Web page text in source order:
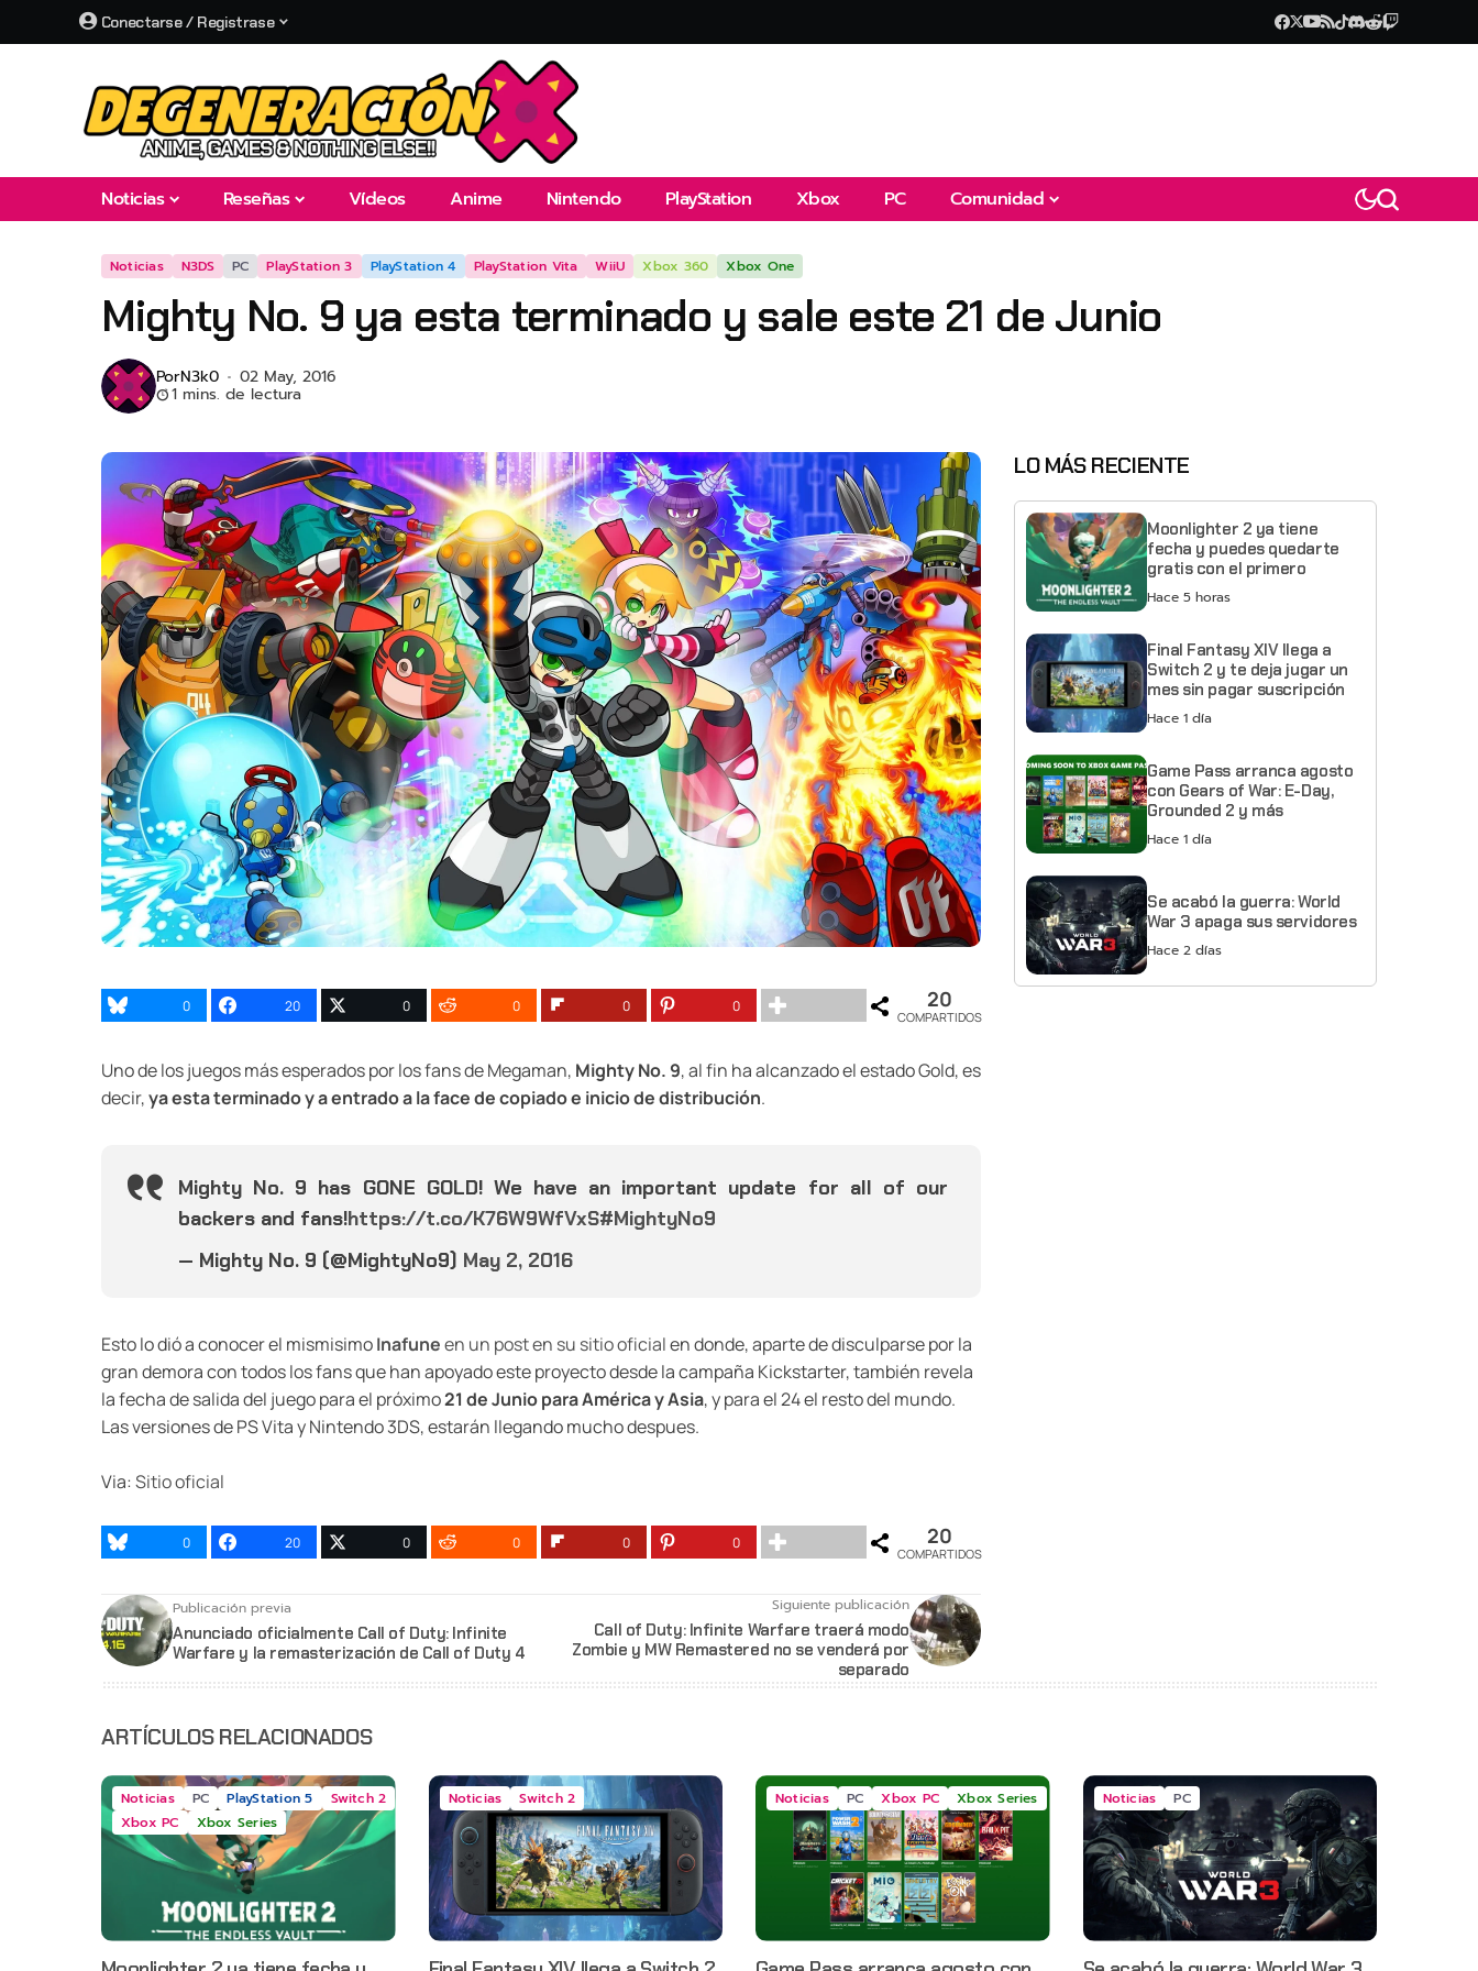
Conectarse / Registrase
Noticias Reseñas Vídeos Anime Nintendo PlayStation Xbox PC Comunidad
Noticias N3DS PC PlayStation 3 PlayStation 4 PlayStation Vita WiiU Xbox 360 Xbox One
Mighty No. 9 ya esta terminado y sale este 21 de Junio
PorN3k0 02 May, 2016
1 mins. de lectura
0 20 0 0 0 0 20
COMPARTIDOS
Uno de los juegos más esperados por los fans de Megaman, Mighty No. 9, al fin ha alcanzado el estado Gold, es
decir,ya esta terminado y a entrado a la face de copiado e inicio de distribución.
Mighty No. 9 has GONE GOLD! We have an important update for all of our
backers and fans!https://t.co/K76W9WfVxS#MightyNo9
— Mighty No. 9 (@MightyNo9) May 2, 2016
Esto lo dió a conocer el mismisimoInafuneen un post en su sitio oficialen donde, aparte de disculparse por la
gran demora con todos los fans que han apoyado este proyecto desde la campaña Kickstarter, también revela
la fecha de salida del juego para el próximo21 de Junio para América y Asia, y para el 24 el resto del mundo.
Las versiones de PS Vita y Nintendo 3DS, estarán llegando mucho despues.
Via:Sitio oficial
0 20 0 0 0 0 20
COMPARTIDOS
Publicación previa
Anunciado oficialmente Call of Duty: Infinite
Warfare y la remasterización de Call of Duty 4
Siguiente publicación
Call of Duty: Infinite Warfare traerá modo
Zombie y MW Remastered no se venderá por
separado
LO MÁS RECIENTE
Moonlighter 2 ya tiene
fecha y puedes quedarte
gratis con el primero
Hace 5 horas
Final Fantasy XIV llega a
Switch 2 y te deja jugar un
mes sin pagar suscripción
Hace 1 día
Game Pass arranca agosto
con Gears of War: E-Day,
Grounded 2 y más
Hace 1 día
Se acabó la guerra: World
War 3 apaga sus servidores
Hace 2 días
ARTÍCULOS RELACIONADOS
Noticias PC PlayStation 5
Switch 2
Xbox PC
Xbox Series
Noticias Switch 2 Noticias PC Xbox PC Xbox Series Noticias PC